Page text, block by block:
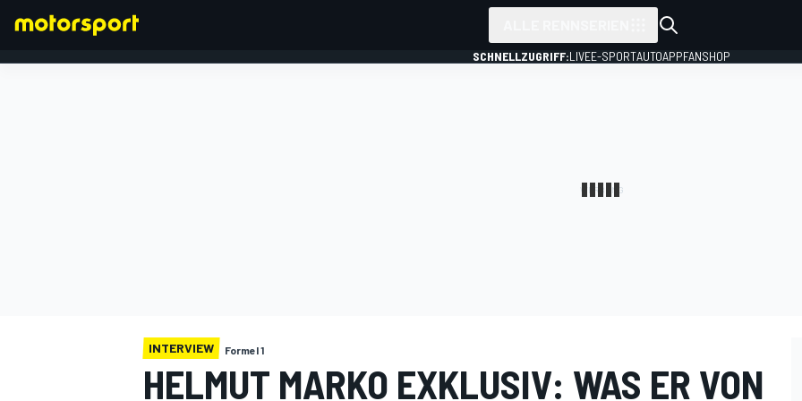
SCHNELLZUGRIFF:LIVEE-SPORTAUTOAPPFANSHOP
INTERVIEW Formel 1
HELMUT MARKO EXKLUSIV: WAS ER VON